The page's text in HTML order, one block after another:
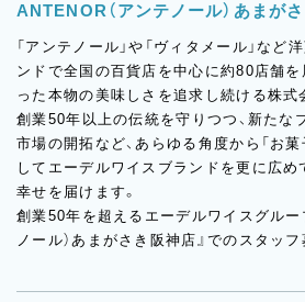
ANTENOR（アンテノール）あまが
「アンテノール」や「ヴィタメール」など
ンドで全国の百貨店を中心に約80店舗を
った本物の美味しさを追求し続ける株式
創業50年以上の伝統を守りつつ、新たな
市場の開拓など、あらゆる角度から「お
してエーデルワイスブランドを更に広
幸せを届けます。
創業50年を超えるエーデルワイスグルー
ノール）あまがさき阪神店』でのスタッフ